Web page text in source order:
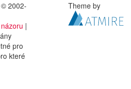
2002-
|
pro
které
Theme by